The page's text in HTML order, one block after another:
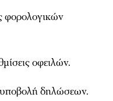
φορολογικών
οφειλών.
υποβολή δηλώσεων.